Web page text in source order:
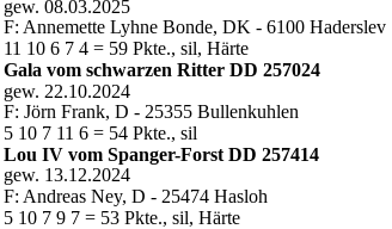
gew. 08.03.2025
F: Annemette Lyhne Bonde, DK - 6100 Haderslev
11 10 6 7 4 = 59 Pkte., sil, Härte
Gala vom schwarzen Ritter DD 257024
gew. 22.10.2024
F: Jörn Frank, D - 25355 Bullenkuhlen
5 10 7 11 6 = 54 Pkte., sil
Lou IV vom Spanger-Forst DD 257414
gew. 13.12.2024
F: Andreas Ney, D - 25474 Hasloh
5 10 7 9 7 = 53 Pkte., sil, Härte